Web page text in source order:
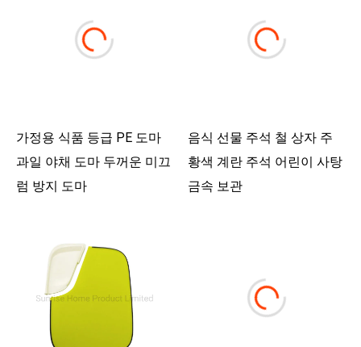
가정용 식품 등급 PE 도마
과일 야채 도마 두꺼운 미끄
럼 방지 도마
음식 선물 주석 철 상자 주
황색 계란 주석 어린이 사탕
금속 보관